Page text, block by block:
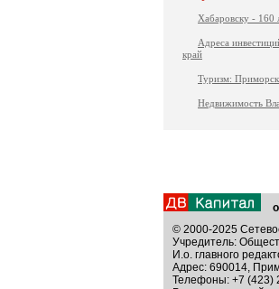
Хабаровску - 160
Адреса
край
Туризм:
Недвижимость
© 2000-2025
Учредитель:
И.о. главного
Адрес: 690014,
Телефоны: +7 (423)